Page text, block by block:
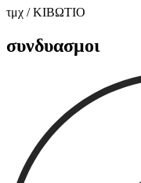
τμχ / ΚΙΒΩΤΙΟ
συνδυασμοι